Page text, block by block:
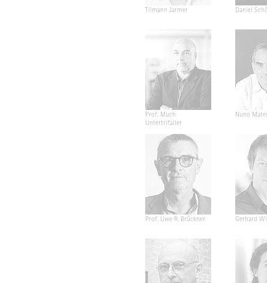
Tilmann Jarmer Daniel
Prof. Much
Untertrifaller
Nuno
Prof. Uwe R. Brückner Gerhard